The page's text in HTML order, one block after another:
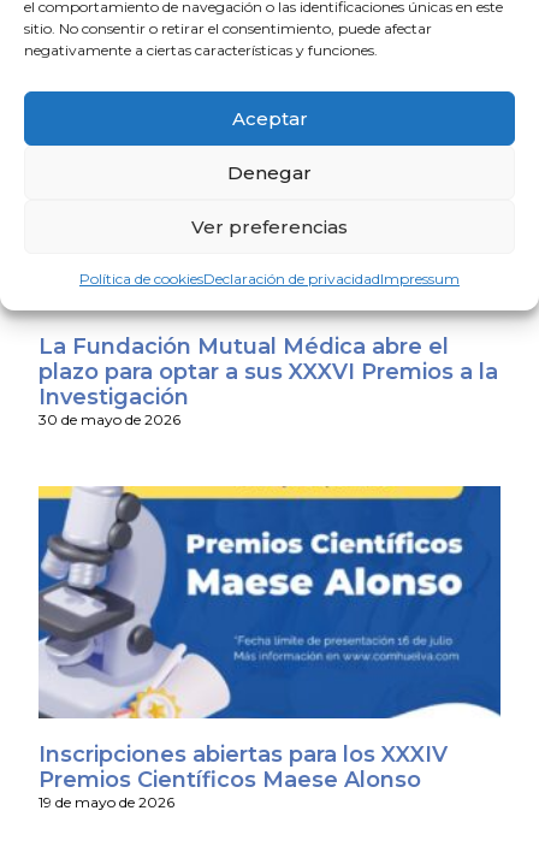
el comportamiento de navegación o las identificaciones únicas en este
sitio. No consentir o retirar el consentimiento, puede afectar
negativamente a ciertas características y funciones.
Aceptar
Denegar
Ver preferencias
Política de cookiesDeclaración de privacidadImpressum
15 de junio de 2026
La Fundación Mutual Médica abre el
plazo para optar a sus XXXVI Premios a la
Investigación
30 de mayo de 2026
Inscripciones abiertas para los XXXIV
Premios Científicos Maese Alonso
19 de mayo de 2026